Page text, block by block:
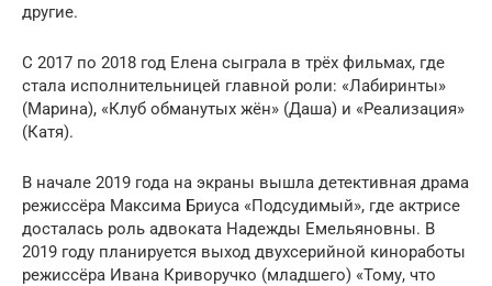
другие.
С 2017 по 2018 год Елена сыграла в трёх фильмах, где
стала исполнительницей главной роли: «Лабиринты»
(Марина), «Клуб обманутых жён» (Даша) и «Реализация»
(Катя).
В начале 2019 года на экраны вышла детективная драма
режиссёра Максима Бриуса «Подсудимый», где актрисе
досталась роль адвоката Надежды Емельяновны. В
2019 году планируется выход двухсерийной киноработы
режиссёра Ивана Криворучко (младшего) «Тому, что